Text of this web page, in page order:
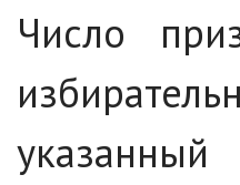
Число